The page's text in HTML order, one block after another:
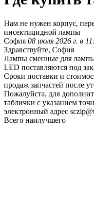
Нам не нужен корпус,
инсектицидной лампы
София 08 июля 2026 г. в
Здравствуйте, София
Лампы сменные для
LED поставляются под
Сроки поставки и
продаж запчастей после
Пожалуйста, для
таблички с указанием
электронный адрес
Всего наилучшего